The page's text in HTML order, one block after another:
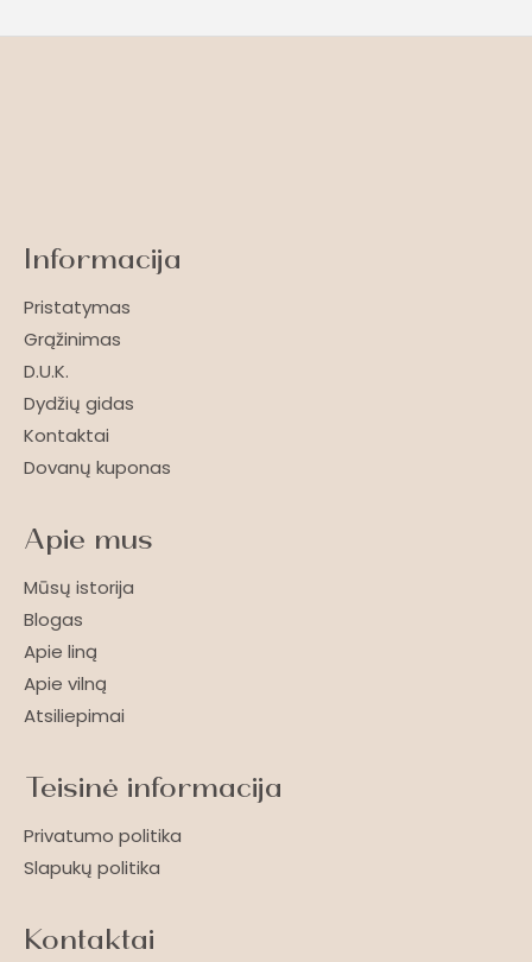
Informacija
Pristatymas
Grąžinimas
D.U.K.
Dydžių gidas
Kontaktai
Dovanų kuponas
Apie mus
Mūsų istorija
Blogas
Apie liną
Apie vilną
Atsiliepimai
Teisinė informacija
Privatumo politika
Slapukų politika
Kontaktai